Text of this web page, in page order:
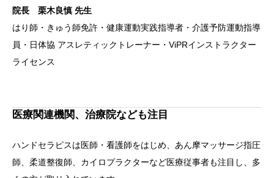
院長 栗木良慎 先生
はり師・きゅう師免許・健康運動実践指導者・介護予防運動指導
員・日体協 アスレティックトレーナー・ViPRインストラクター
ライセンス
医療関連機関、治療院なども注目
ハンドセラピスは医師・看護師をはじめ、あん摩マッサージ指圧
師、柔道整復師、カイロプラクターなど医療従事者も注目し、多